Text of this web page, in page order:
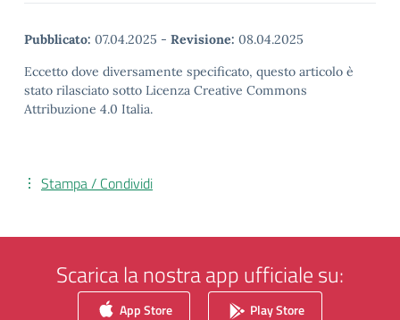
Pubblicato: 07.04.2025 - Revisione: 08.04.2025
Eccetto dove diversamente specificato, questo articolo è
stato rilasciato sotto Licenza Creative Commons
Attribuzione 4.0 Italia.
Stampa / Condividi
Scarica la nostra app ufficiale su:
App Store Play Store